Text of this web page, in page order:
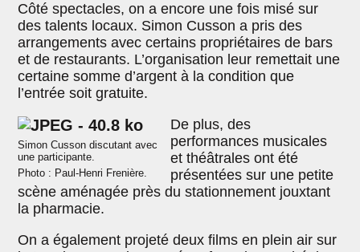
Côté spectacles, on a encore une fois misé sur
des talents locaux. Simon Cusson a pris des
arrangements avec certains propriétaires de bars
et de restaurants. L’organisation leur remettait une
certaine somme d’argent à la condition que
l’entrée soit gratuite.
Simon Cusson discutant avec
une participante.
Photo : Paul-Henri Frenière.
De plus, des
performances musicales
et théâtrales ont été
présentées sur une petite
scène aménagée près du stationnement jouxtant
la pharmacie.
On a également projeté deux films en plein air sur